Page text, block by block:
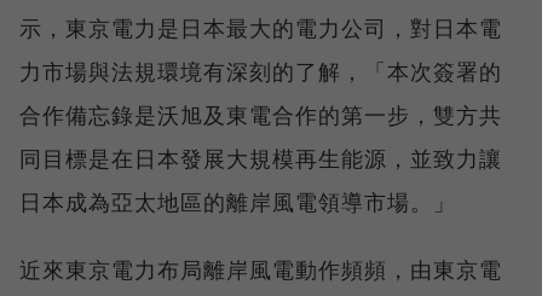
示，東京電力是日本最大的電力公司，對日本電
力市場與法規環境有深刻的了解，「本次簽署的
合作備忘錄是沃旭及東電合作的第一步，雙方共
同目標是在日本發展大規模再生能源，並致力讓
日本成為亞太地區的離岸風電領導市場。」
近來東京電力布局離岸風電動作頻頻，由東京電